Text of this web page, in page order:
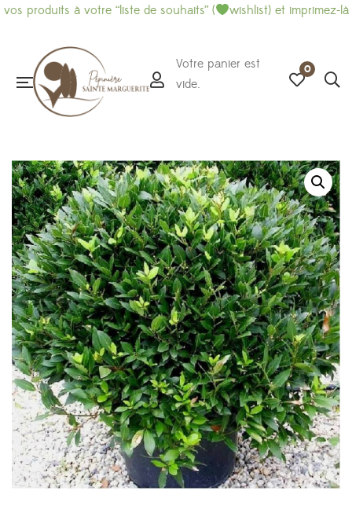
à votre “liste de souhaits” ( wishlist) et imprimez-là pour
Votre panier est
vide.
0